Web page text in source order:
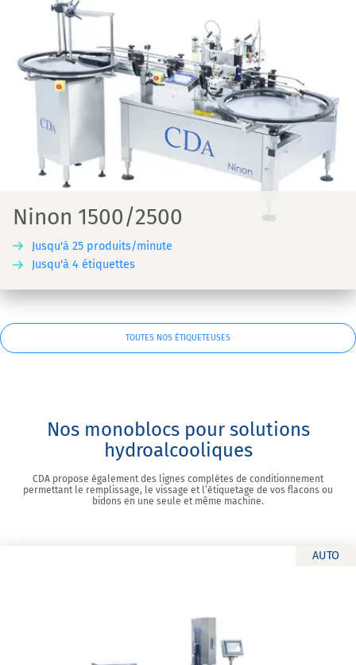
Ninon 1500/2500
Jusqu'à 25 produits/minute
Jusqu'à 4 étiquettes
TOUTES NOS ÉTIQUETEUSES
Nos monoblocs pour solutions
hydroalcooliques
CDA propose également des lignes complètes de conditionnement
permettant le remplissage, le vissage et l’étiquetage de vos flacons ou
bidons en une seule et même machine.
AUTO